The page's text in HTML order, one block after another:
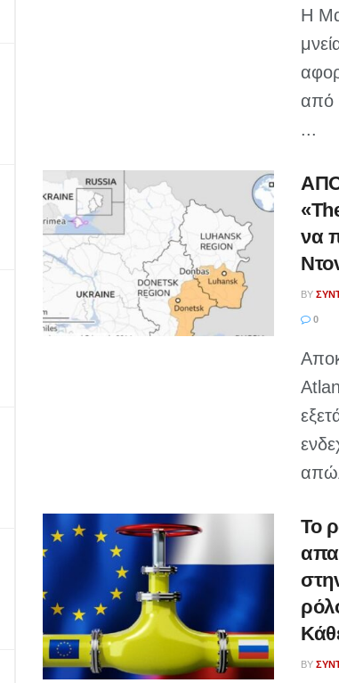
Η
από
...
να
BY
0
Το
BY